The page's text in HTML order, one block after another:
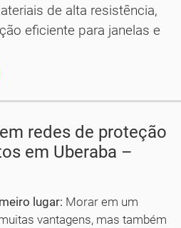
de alta resistência,
eficiente para janelas e
redes de proteção
em Uberaba –
lugar: Morar em um
vantagens, mas também